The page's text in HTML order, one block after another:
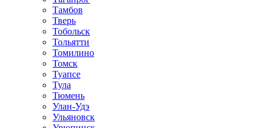
Тамбов
Тверь
Тобольск
Тольятти
Томилино
Томск
Туапсе
Тула
Тюмень
Улан-Удэ
Ульяновск